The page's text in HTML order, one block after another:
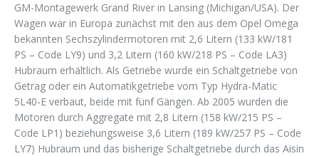
GM-Montagewerk Grand River in Lansing (Michigan/USA). Der
Wagen war in Europa zunächst mit den aus dem Opel Omega
bekannten Sechszylindermotoren mit 2,6 Litern (133 kW/181
PS – Code LY9) und 3,2 Litern (160 kW/218 PS – Code LA3)
Hubraum erhältlich. Als Getriebe wurde ein Schaltgetriebe von
Getrag oder ein Automatikgetriebe vom Typ Hydra-Matic
5L40-E verbaut, beide mit fünf Gängen. Ab 2005 wurden die
Motoren durch Aggregate mit 2,8 Litern (158 kW/215 PS –
Code LP1) beziehungsweise 3,6 Litern (189 kW/257 PS – Code
LY7) Hubraum und das bisherige Schaltgetriebe durch das Aisin